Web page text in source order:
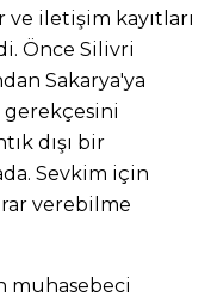
ve iletişim kayıtları
Önce Silivri
Sakarya'ya
gerekçesini
dışı bir
Sevkim için
verebilme
muhasebeci